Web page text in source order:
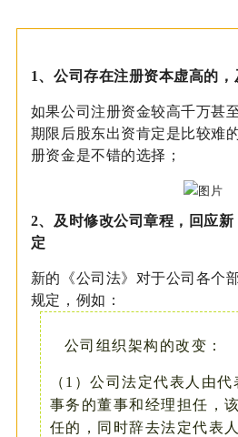
1、 公司存在注册资本虚高的，
如果公司注册资金较高千万甚
期限后股东出资肯定是比较难
册资金是不错的选择；
2、 及时修改公司章程，回应
定
新的《公司法》对于公司各个
规定，例如：
公司组织架构的改变：
（1）公司法定代表人由代
事务的董事和经理担任，
任的，同时辞去法定代表